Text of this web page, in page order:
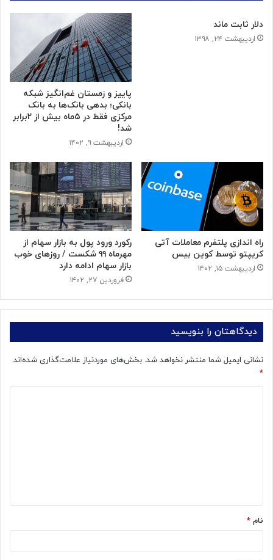
دلار ثابت ماند
اردیبهشت ۲۴, ۱۳۹۸
پاییز و زمستان غم‌انگیز شبکه
بانکی؛ بدهی بانک‌ها به بانک
مرکزی فقط در ۵ماه بیش از ۲برابر
شد!
اردیبهشت ۹, ۱۴۰۲
راه اندازی پلتفرم معاملات آتی
کریپتو توسط کوین بیس
اردیبهشت ۱۵, ۱۴۰۲
رکورد ورود پول به بازار سهام از
مهرماه ۹۹ شکست / روزهای خوب
بازار سهام ادامه دارد
فروردین ۲۷, ۱۴۰۲
دیدگاهتان را بنویسید
نشانی ایمیل شما منتشر نخواهد شد. بخش‌های موردنیاز علامت‌گذاری شده‌اند
*
*
نام *